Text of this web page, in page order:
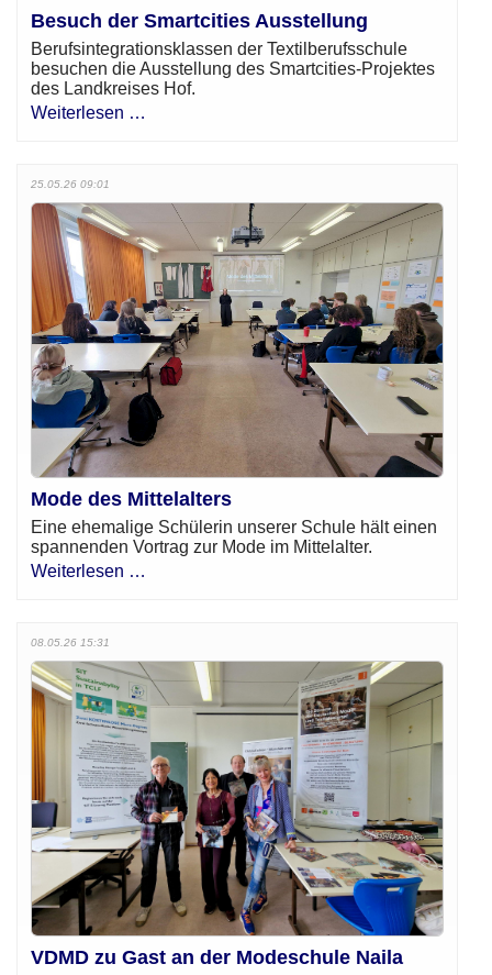
Besuch der Smartcities Ausstellung
Berufsintegrationsklassen der Textilberufsschule
besuchen die Ausstellung des Smartcities-Projektes
des Landkreises Hof.
Weiterlesen …
25.05.26 09:01
Mode des Mittelalters
Eine ehemalige Schülerin unserer Schule hält einen
spannenden Vortrag zur Mode im Mittelalter.
Weiterlesen …
08.05.26 15:31
VDMD zu Gast an der Modeschule Naila